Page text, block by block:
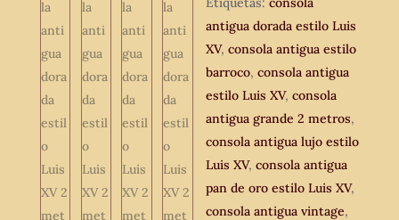
antigua dorada estilo Luis
XV,consola antigua estilo
barroco,consola antigua
estilo Luis XV,consola
antigua grande 2 metros,
consola antigua lujo estilo
Luis XV,consola antigua
pan de oro estilo Luis XV,
consola antigua vintage,